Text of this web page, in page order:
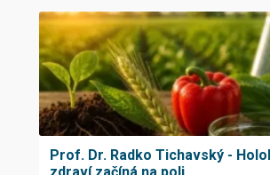
Prof. Dr. Radko Tichavský -